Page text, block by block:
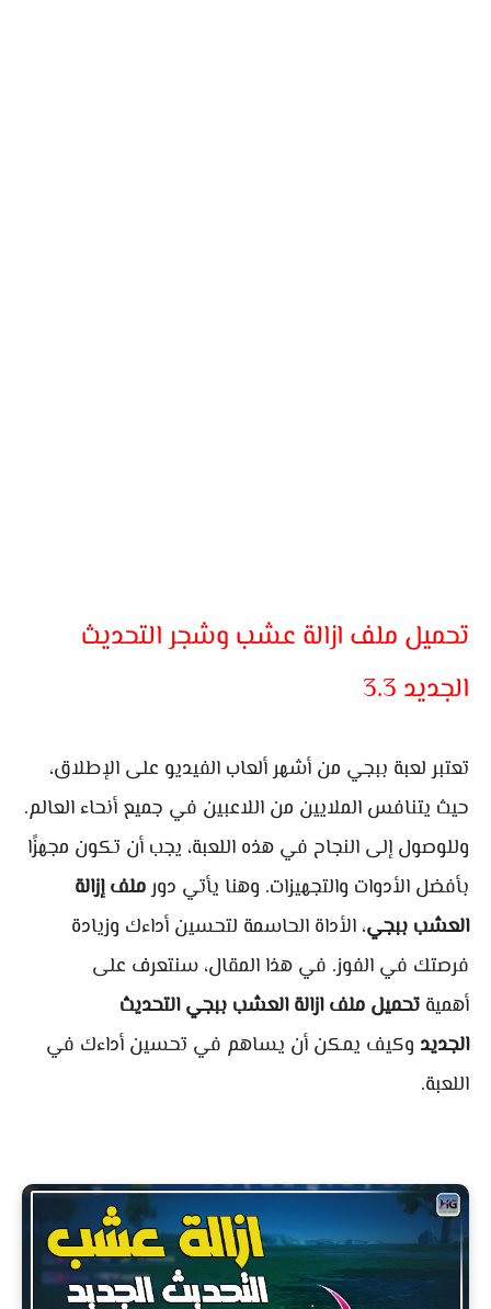
تحميل ملف ازالة عشب وشجر التحديث
الجديد 3.3
تعتبر لعبة ببجي من أشهر ألعاب الفيديو على الإطلاق،
حيث يتنافس الملايين من اللاعبين في جميع أنحاء العالم.
وللوصول إلى النجاح في هذه اللعبة، يجب أن تكون مجهزًا
بأفضل الأدوات والتجهيزات. وهنا يأتي دورملف إزالة
العشب ببجي، الأداة الحاسمة لتحسين أداءك وزيادة
فرصتك في الفوز. في هذا المقال، سنتعرف على
أهمية تحميل ملف ازالة العشب ببجي التحديث
الجديد وكيف يمكن أن يساهم في تحسين أداءك في
اللعبة.